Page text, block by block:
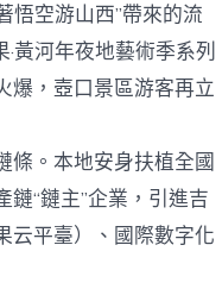
空游山西”帶來的流
黃河年夜地藝術季系列
爆，壺口景區游客再立
。本地安身扶植全國
“鏈主”企業，引進吉
云平臺）、國際數字化